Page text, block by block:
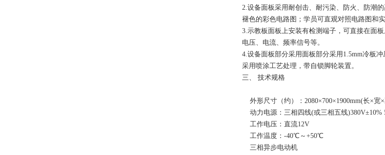
2.设备面板采用耐创击、耐污染、防火、防潮
褪色的彩色电路图；学员可直观对照电路图和
3.示教板面板上安装有检测端子，可直接在面
电压、电流、频率信号等。
4.设备面板部分采用面板部分采用1.5mm冷板
采用喷涂工艺处理，带自锁脚轮装置。
三、
技术规格
外形尺寸（约）：2080×700×1900mm(长×宽
动力电源：三相四线(或三相五线)380V±10%
工作电压：直流12V
工作温度：-40℃～+50℃
三相异步电动机